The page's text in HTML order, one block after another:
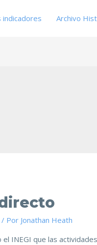
indicadores Archivo
/ Por Jonathan Heath
el INEGI que las